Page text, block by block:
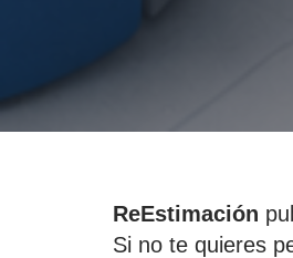
ReEstimación
Si no te quieres